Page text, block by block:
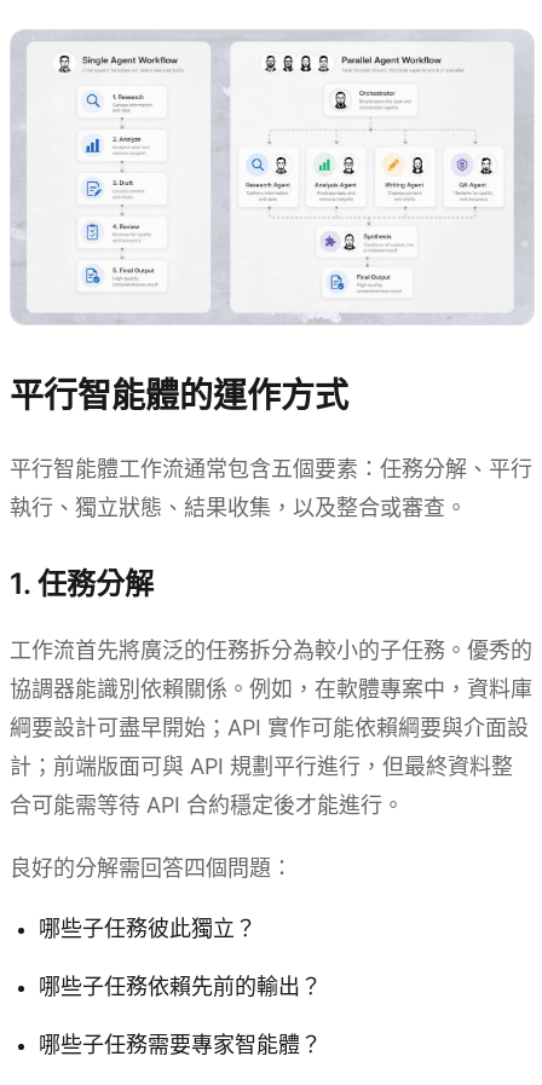
平行智能體的運作方式
平行智能體工作流通常包含五個要素：任務分解、平行
執行、獨立狀態、結果收集，以及整合或審查。
1. 任務分解
工作流首先將廣泛的任務拆分為較小的子任務。優秀的
協調器能識別依賴關係。例如，在軟體專案中，資料庫
綱要設計可盡早開始；API 實作可能依賴綱要與介面設
計；前端版面可與 API 規劃平行進行，但最終資料整
合可能需等待 API 合約穩定後才能進行。
良好的分解需回答四個問題：
哪些子任務彼此獨立？
哪些子任務依賴先前的輸出？
哪些子任務需要專家智能體？